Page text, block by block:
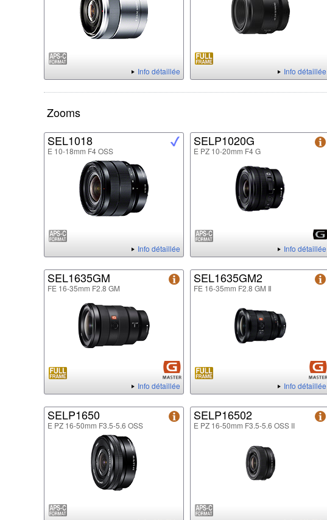
Info détaillée Info détaillée
Zooms
SEL1018
E 10-18mm F4 OSS
Info détaillée
SELP1020G
E PZ 10-20mm F4 G
Info détaillée
SEL1635GM
FE 16-35mm F2.8 GM
Info détaillée
SEL1635GM2
FE 16-35mm F2.8 GM Ⅱ
Info détaillée
SELP1650
E PZ 16-50mm F3.5-5.6 OSS
SELP16502
E PZ 16-50mm F3.5-5.6 OSS II